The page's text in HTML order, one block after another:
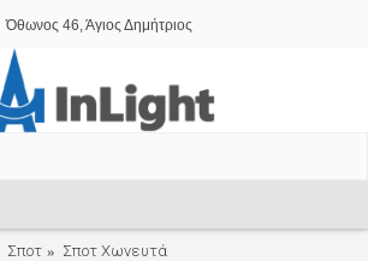
Όθωνος 46, Άγιος Δημήτριος
Σποτ
Σποτ Χωνευτά